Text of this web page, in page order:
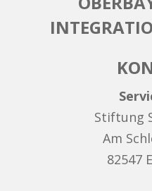
Stiftung
Am
82547